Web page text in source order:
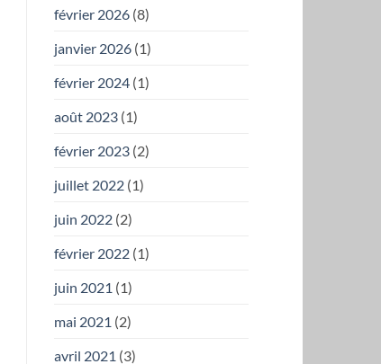
février 2026(8)
janvier 2026(1)
février 2024(1)
août 2023(1)
février 2023(2)
juillet 2022(1)
juin 2022(2)
février 2022(1)
juin 2021 (1)
mai 2021 (2)
avril 2021 (3)